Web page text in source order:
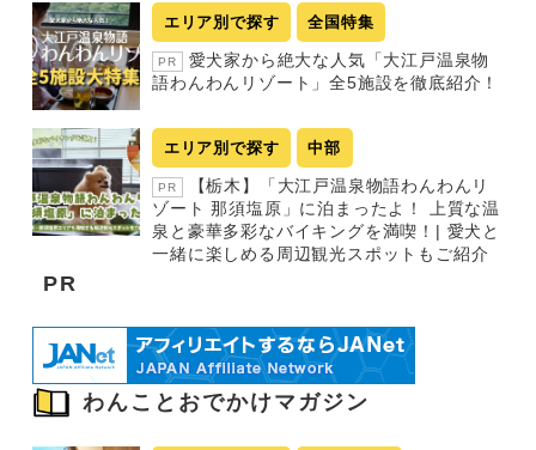
エリア別で探す 全国特集
PR
愛犬家から絶大な人気「大江戸温泉物
語わんわんリゾート」全5施設を徹底紹介！
エリア別で探す 中部
PR
【栃木】「大江戸温泉物語わんわんリ
ゾート 那須塩原」に泊まったよ！ 上質な温
泉と豪華多彩なバイキングを満喫！| 愛犬と
一緒に楽しめる周辺観光スポットもご紹介
PR
わんことおでかけマガジン